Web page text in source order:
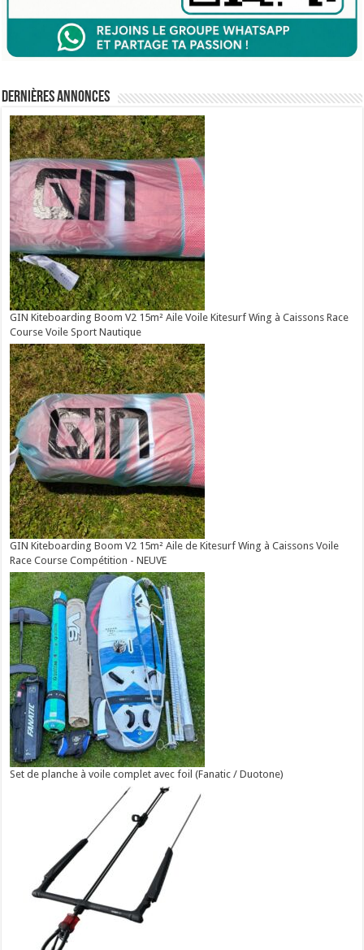
Dernières annonces
GIN Kiteboarding Boom V2 15m² Aile Voile Kitesurf Wing à Caissons Race
Course Voile Sport Nautique
GIN Kiteboarding Boom V2 15m² Aile de Kitesurf Wing à Caissons Voile
Race Course Compétition - NEUVE
Set de planche à voile complet avec foil (Fanatic / Duotone)